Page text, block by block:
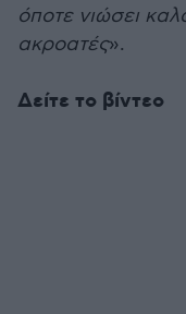
όποτε νιώσει
ακροατές».
Δείτε το βίντεο